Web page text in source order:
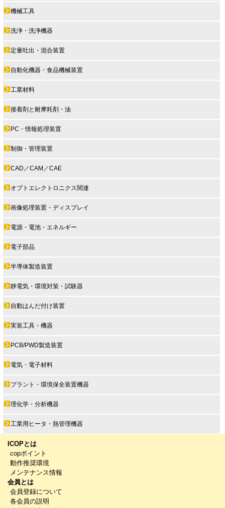
機械工具
洗浄・洗浄機器
定量吐出・混合装置
自動化機器・食品機械装置
工業材料
接着剤と耐摩耗剤・油
PC・情報処理装置
制御・管理装置
CAD／CAM／CAE
オプトエレクトロニクス関連
画像処理装置・ディスプレイ
電源・電池・エネルギー
電子部品
半導体製造装置
静電気・環境対策・試験器
自動はんだ付け装置
実装工具・機器
PCB/PWD製造装置
電気・電子材料
プラント・環境保全装置機器
理化学・分析機器
工業用ヒータ・熱管理機器
ICOPとは
copポイント
動作推奨環境
メンテナンス情報
会員とは
会員登録について
各会員の説明